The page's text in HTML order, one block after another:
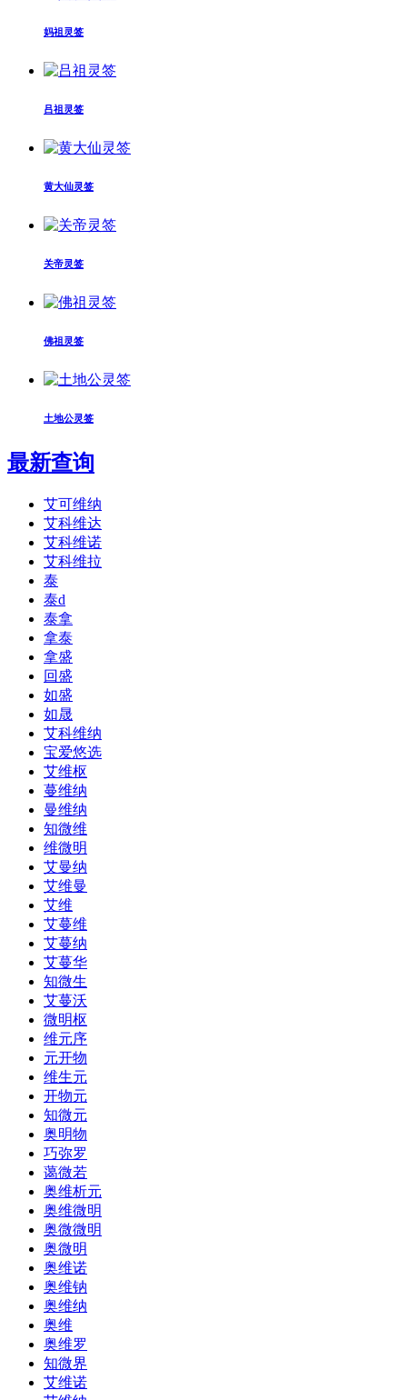
妈祖灵签
吕祖灵签
黄大仙灵签
关帝灵签
佛祖灵签
土地公灵签
最新查询
艾可维纳
艾科维达
艾科维诺
艾科维拉
泰
泰d
泰拿
拿泰
拿盛
回盛
如盛
如晟
艾科维纳
宝爱悠选
艾维枢
蔓维纳
曼维纳
知微维
维微明
艾曼纳
艾维曼
艾维
艾蔓维
艾蔓纳
艾蔓华
知微生
艾蔓沃
微明枢
维元序
元开物
维生元
开物元
知微元
奥明物
巧弥罗
蔼微若
奥维析元
奥维微明
奥微微明
奥微明
奥维诺
奥维钠
奥维纳
奥维
奥维罗
知微界
艾维诺